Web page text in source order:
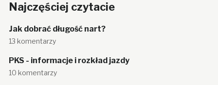
Najczęściej czytacie
Jak dobrać długość nart?
13 komentarzy
PKS - informacje i rozkład jazdy
10 komentarzy